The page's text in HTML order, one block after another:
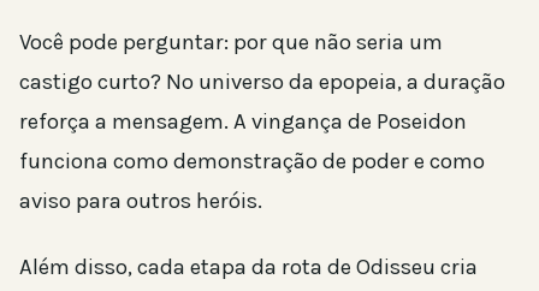
Você pode perguntar: por que não seria um
castigo curto? No universo da epopeia, a duração
reforça a mensagem. A vingança de Poseidon
funciona como demonstração de poder e como
aviso para outros heróis.
Além disso, cada etapa da rota de Odisseu cria